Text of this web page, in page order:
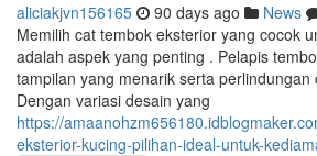
aliciakjvn156165 90 days ago News
Memilih cat tembok eksterior yang cocok
adalah aspek yang penting . Pelapis
tampilan yang menarik serta perlindungan
Dengan variasi desain yang
https://
eksterior-kucing-pilihan-ideal-untuk-